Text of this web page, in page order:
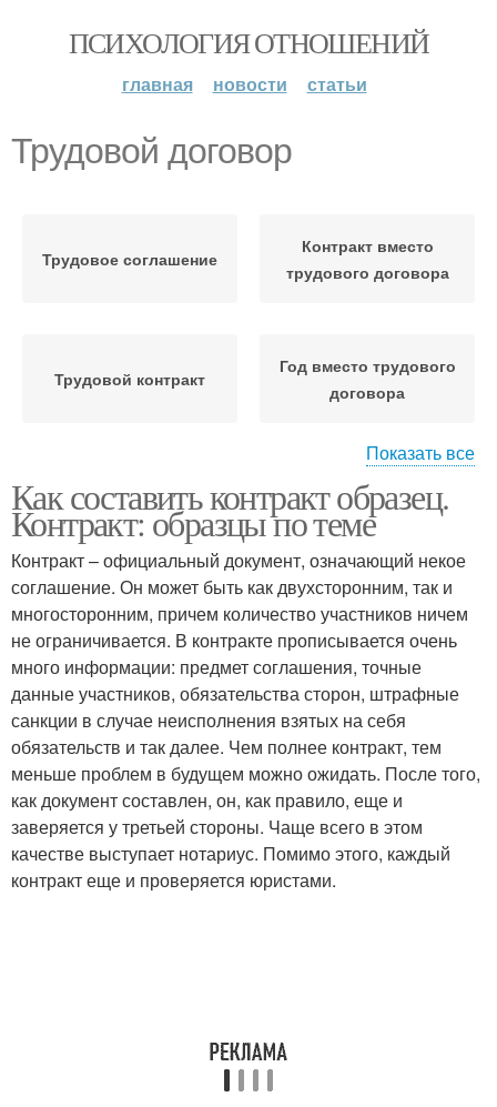
ПСИХОЛОГИЯ ОТНОШЕНИЙ
главная новости статьи
Трудовой договор
Трудовое соглашение
Контракт вместо
трудового договора
Трудовой контракт
Год вместо трудового
договора
совместительству
Условия в договоре
Договора с
совместителем
Договор с
кладовщиком
Договор с водителем
Гражданско-правовой
договор
Договор при работе Знать про договор
Показать все
Как составить контракт образец.
Контракт: образцы по теме
Контракт – официальный документ, означающий некое
соглашение. Он может быть как двухсторонним, так и
многосторонним, причем количество участников ничем
не ограничивается. В контракте прописывается очень
много информации: предмет соглашения, точные
данные участников, обязательства сторон, штрафные
санкции в случае неисполнения взятых на себя
обязательств и так далее. Чем полнее контракт, тем
меньше проблем в будущем можно ожидать. После того,
как документ составлен, он, как правило, еще и
заверяется у третьей стороны. Чаще всего в этом
качестве выступает нотариус. Помимо этого, каждый
контракт еще и проверяется юристами.